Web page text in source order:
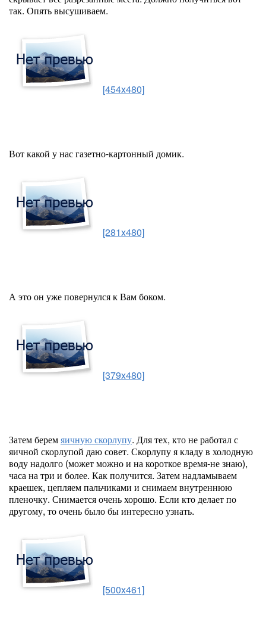
так. Опять высушиваем.
[454x480]
Вот какой у нас газетно-картонный домик.
[281x480]
А это он уже повернулся к Вам боком.
[379x480]
Затем беремяичную скорлупу. Для тех, кто не работал с
яичной скорлупой даю совет. Скорлупу я кладу в холодную
воду надолго (может можно и на короткое время-не знаю),
часа на три и более. Как получится. Затем надламываем
краешек, цепляем пальчиками и снимаем внутреннюю
пленочку. Снимается очень хорошо. Если кто делает по
другому, то очень было бы интересно узнать.
[500x461]